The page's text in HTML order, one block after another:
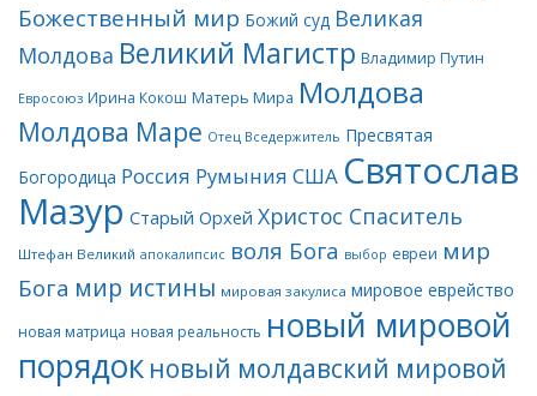
Божественный мир Божий суд Великая
Молдова Великий Магистр Владимир Путин
Евросоюз Ирина Кокош Матерь Мира Молдова
Молдова Маре Отец Вседержитель Пресвятая
Богородица Россия Румыния США Святослав
Мазур Старый Орхей Христос Спаситель
Штефан Великий апокалипсис воля Бога выбор евреи мир
Бога мир истины мировая закулиса мировое еврейство
новая матрица новая реальность новый мировой
порядок новый молдавский мировой